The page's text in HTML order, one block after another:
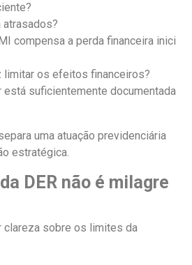
atrasados?
compensa a perda financeira inici
limitar os efeitos financeiros?
está suficientemente documentada
uma atuação previdenciária
estratégica.
DER não é milagre
clareza sobre os limites da